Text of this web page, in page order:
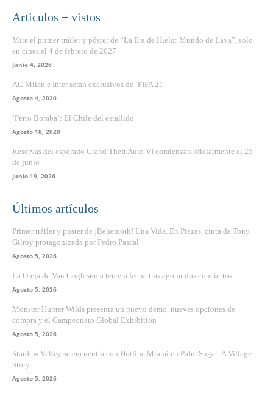
Articulos + vistos
Mira el primer tráiler y póster de “La Era de Hielo: Mundo de Lava”, solo
en cines el 4 de febrero de 2027
Junio 4, 2026
AC Milan e Inter serán exclusivos de ‘FIFA 21’
Agosto 4, 2020
‘Perro Bomba’: El Chile del estallido
Agosto 18, 2020
Reservas del esperado Grand Theft Auto VI comienzan oficialmente el 25
de junio
Junio 19, 2026
Últimos artículos
Primer tráiler y poster de ¡Behemoth! Una Vida. En Piezas, cinta de Tony
Gilroy protagonizada por Pedro Pascal
Agosto 5, 2026
La Oreja de Van Gogh suma tercera fecha tras agotar dos conciertos
Agosto 5, 2026
Monster Hunter Wilds presenta un nuevo demo, nuevas opciones de
compra y el Campeonato Global Exhibition
Agosto 5, 2026
Stardew Valley se encuentra con Hotline Miami en Palm Sugar: A Village
Story
Agosto 5, 2026